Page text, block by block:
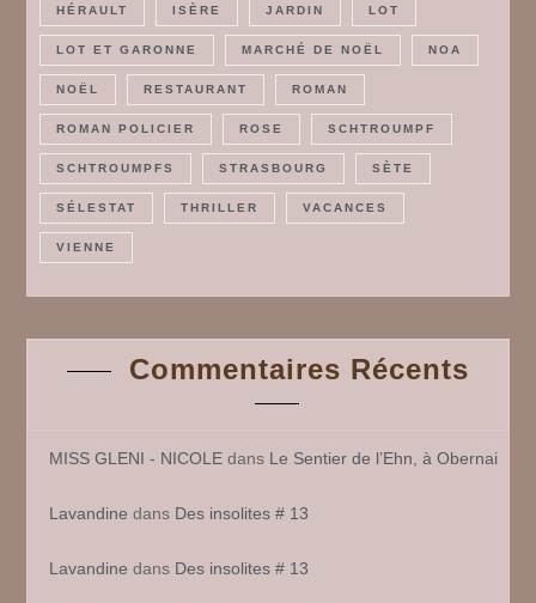
HÉRAULT ISÈRE JARDIN LOT
LOT ET GARONNE MARCHÉ DE NOËL NOA
NOËL RESTAURANT ROMAN
ROMAN POLICIER ROSE SCHTROUMPF
SCHTROUMPFS STRASBOURG SÈTE
SÉLESTAT THRILLER VACANCES
VIENNE
Commentaires Récents
MISS GLENI - NICOLE dans Le Sentier de l’Ehn, à Obernai
Lavandine dans Des insolites # 13
Lavandine dans Des insolites # 13